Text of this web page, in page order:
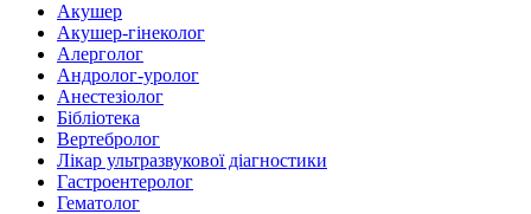
Акушер
Акушер-гінеколог
Алерголог
Андролог-уролог
Анестезіолог
Бібліотека
Вертебролог
Лікар ультразвукової діагностики
Гастроентеролог
Гематолог